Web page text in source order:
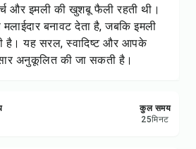
रिपोर्ट करें
और इमली की खुशबू फैली रहती थी।
बनावट देता है, जबकि इमली
है। यह सरल, स्वादिष्ट और आपके
अनुकूलित की जा सकती है।
कुल समय
25मिनट